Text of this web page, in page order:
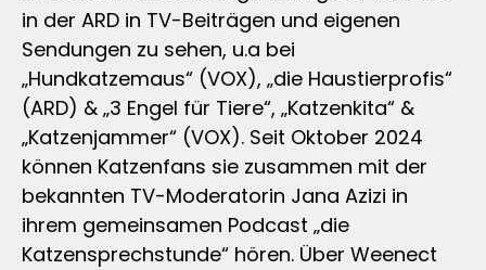
in der ARD in TV-Beiträgen und eigenen
Sendungen zu sehen, u.a bei
„Hundkatzemaus“ (VOX), „die Haustierprofis“
(ARD) & „3 Engel für Tiere“, „Katzenkita“ &
„Katzenjammer“ (VOX). Seit Oktober 2024
können Katzenfans sie zusammen mit der
bekannten TV-Moderatorin Jana Azizi in
ihrem gemeinsamen Podcast „die
Katzensprechstunde“ hören. Über Weenect